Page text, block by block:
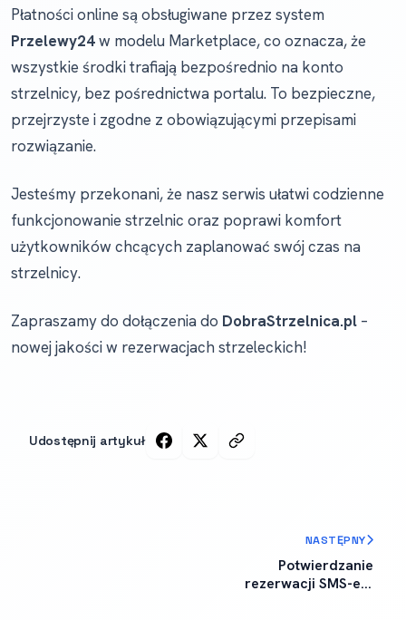
Płatności online są obsługiwane przez system
Przelewy24w modelu Marketplace, co oznacza, że
wszystkie środki trafiają bezpośrednio na konto
strzelnicy, bez pośrednictwa portalu. To bezpieczne,
przejrzyste i zgodne z obowiązującymi przepisami
rozwiązanie.
Jesteśmy przekonani, że nasz serwis ułatwi codzienne
funkcjonowanie strzelnic oraz poprawi komfort
użytkowników chcących zaplanować swój czas na
strzelnicy.
Zapraszamy do dołączenia do DobraStrzelnica.pl –
nowej jakości w rezerwacjach strzeleckich!
Udostępnij artykuł
NASTĘPNY
Potwierdzanie
rezerwacji SMS-em